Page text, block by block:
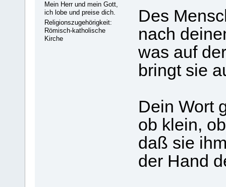
Mein Herr und mein Gott,
ich lobe und preise dich.
Religionszugehörigkeit:
Römisch-katholische
Kirche
Des
nach
was auf
bringt sie
Dein Wort
ob klein,
daß sie
der Hand